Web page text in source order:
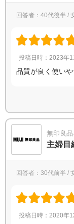
回答者：40代後半 /
投稿日時：2023年
品質が良く使いや
無印良
主婦目
回答者：30代前半 /
投稿日時：2020年